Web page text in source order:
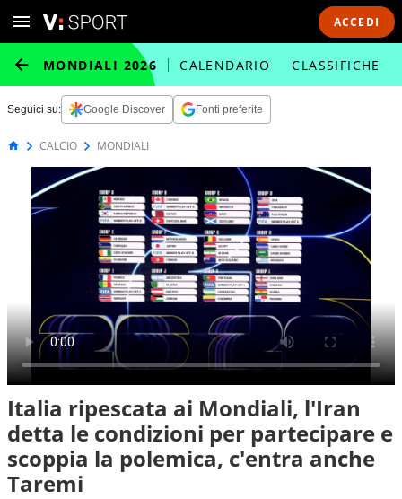
ACCEDI
MONDIALI 2026 CALENDARIO CLASSIFICHE
Seguici su: Google Discover Fonti preferite
CALCIO MONDIALI
Italia ripescata ai Mondiali, l'Iran
detta le condizioni per partecipare e
scoppia la polemica, c'entra anche
Taremi